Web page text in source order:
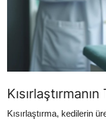
Kısırlaştırma, kedilerin